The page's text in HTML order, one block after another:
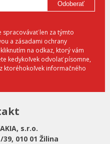
Odoberať
spracovávať len za týmto
a zásadami ochrany
na odkaz, ktorý vám
kedykoľvek odvolať písomne,
ktoréhokoľvek informačného
s.r.o.
010 01 Žilina